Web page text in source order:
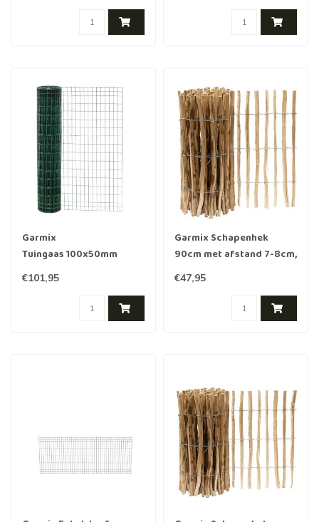
Garmix
Tuingaas 100x50mm
150cm 2mm 25m
€101,95
Garmix Schapenhek
90cm met afstand 7-8cm,
5m
€47,95